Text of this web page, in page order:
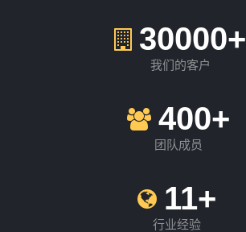
30000+
我们的客户
400+
团队成员
11+
行业经验